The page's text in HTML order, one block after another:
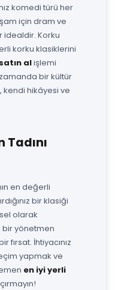
komedi türü her
için dram ve
idealdir. Korku
korku klasiklerini
alişlemi
bir kültür
kendi hikâyesi ve
Tadını
en değerli
bir klasiği
olarak
yönetmen
İhtiyacınız
yapmak ve
en iyi yerli